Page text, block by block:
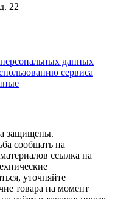
22
данных
сервиса
защищены.
сообщать на
ссылка на
уточняйте
товара на момент